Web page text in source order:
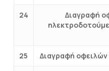
24
Διαγραφή
25 Διαγραφή οφειλών